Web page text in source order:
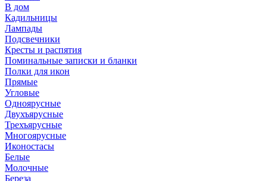
В дом
Кадильницы
Лампады
Подсвечники
Кресты и распятия
Поминальные записки и бланки
Полки для икон
Прямые
Угловые
Одноярусные
Двухъярусные
Трехъярусные
Многоярусные
Иконостасы
Белые
Молочные
Береза